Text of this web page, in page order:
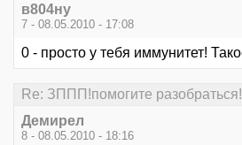
в804ну
7 - 08.05.2010 - 17:08
0 - просто у тебя иммунитет!
Re: ЗППП!помогите
Демирел
8 - 08.05.2010 - 18:16